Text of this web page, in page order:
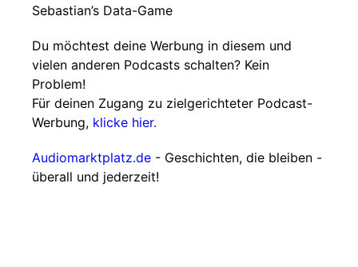
Sebastian’s Data-Game
Du möchtest deine Werbung in diesem und
vielen anderen Podcasts schalten? Kein
Problem!
Für deinen Zugang zu zielgerichteter Podcast-
Werbung, klicke hier.
Audiomarktplatz.de - Geschichten, die bleiben -
überall und jederzeit!